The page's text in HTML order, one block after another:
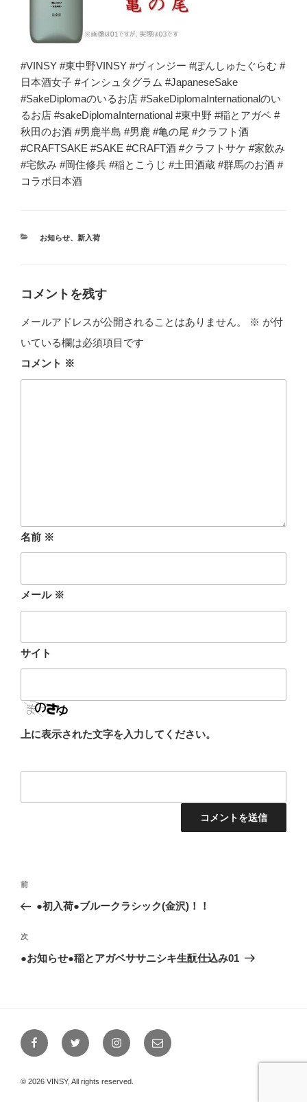
#VINSY #東中野VINSY #ヴィンジー #ぽんしゅたぐらむ #
日本酒女子 #インシュタグラム #JapaneseSake
#SakeDiplomaのいるお店 #SakeDiplomaInternationalのい
るお店 #sakeDiplomaInternational #東中野 #稲とアガベ #
秋田のお酒 #男鹿半島 #男鹿 #亀の尾 #クラフト酒
#CRAFTSAKE #SAKE #CRAFT酒 #クラフトサケ #家飲み
#宅飲み #岡住修兵 #稲とこうじ #土田酒蔵 #群馬のお酒 #
コラボ日本酒
カ
お知らせ、 新入荷
コメントを残す
メールアドレスが公開されることはありません。 ※ が付
いている欄は必須項目です
コメント ※
名前 ※
メール ※
サイト
上に表示された文字を入力してください。
投
ナ
ビ
ゲ
ン
前
の
稿
前
●初入荷●ブルークラシック(金沢)！！
次
の
次
●お知らせ●稲とアガベササニシキ生酛仕込み01
FacebookTwitter Instagramメ
ー
© 2026 VINSY, All rights reserved.